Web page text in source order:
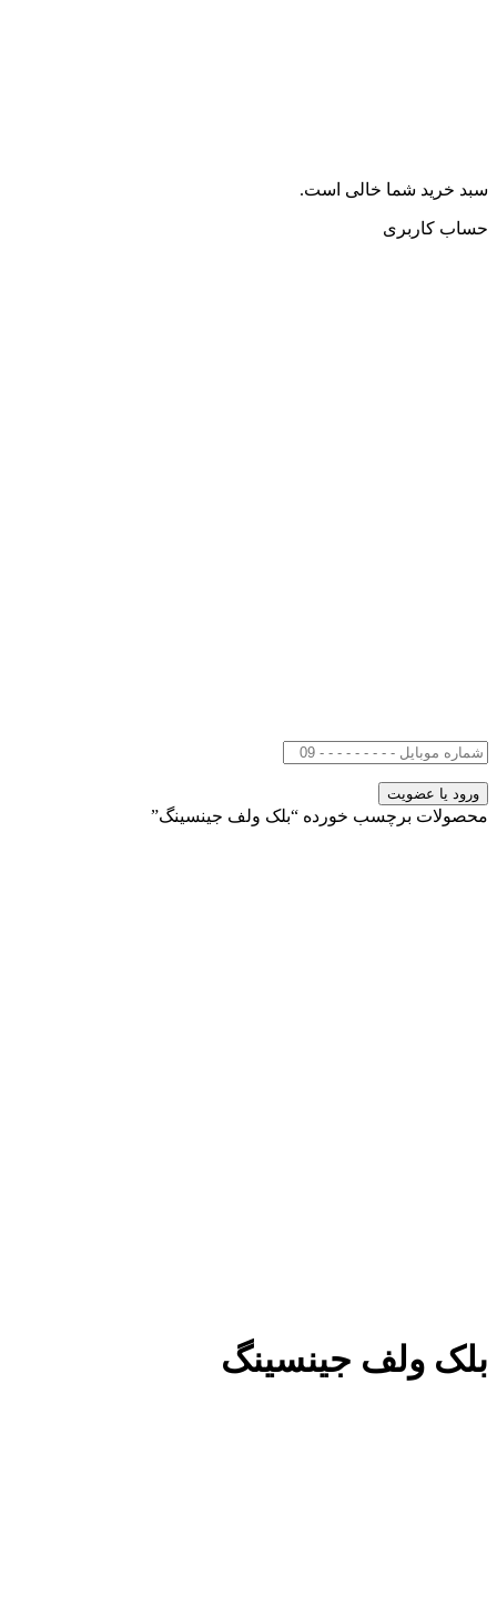
سبد خرید شما خالی است.
حساب کاربری
محصولات برچسب خورده “بلک ولف جینسینگ”
بلک ولف جینسینگ